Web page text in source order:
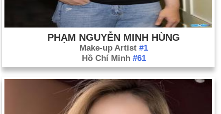
Ngày sinh Phan Thiên Sinh (18-10) trong lịch sử
Ngày 18-10 năm 1685:Vua Louis XIV của Pháp thu hồi Sắc
lệnh Nantes.
Ngày 18-10 năm 1767:Đường Mason-Dixon chia ranh giới
giữa Maryland và Pennsylvania, đã đạt được thỏa thuận.
Ngày 18-10 năm 1867:Hoa Kỳ chiếm Alaska từ Nga.
Ngày 18-10 năm 1912:Chiến tranh Balkan lần thứ nhất nổ ra.
Ngày 18-10 năm 1931:Nhà phát minh Thomas Alva Edison
PHẠM NGUYỄN MINH HÙNG
Make-up Artist #1
Hồ Chí Minh #61